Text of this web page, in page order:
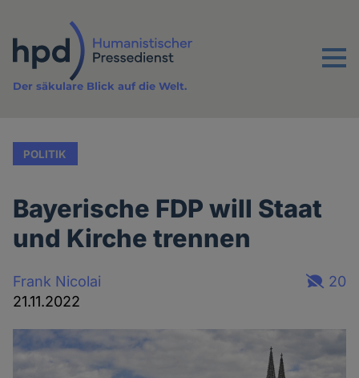
Inhalt
Menu
Der säkulare Blick auf die Welt.
POLITIK
Bayerische FDP will Staat
und Kirche trennen
Frank Nicolai
21.11.2022
20